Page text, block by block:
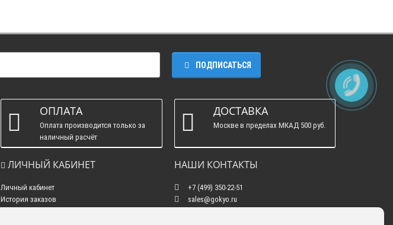
ПОДПИСАТЬСЯ
ОПЛАТА
Оплата производится только за
наличный расчёт
ДОСТАВКА
Москве в пределах МКАД 500 руб.
ЛИЧНЫЙ КАБИНЕТ
Личный кабинет
История заказов
НАШИ КОНТАКТЫ
+7 (499) 350-22-51
sales@gokyo.ru